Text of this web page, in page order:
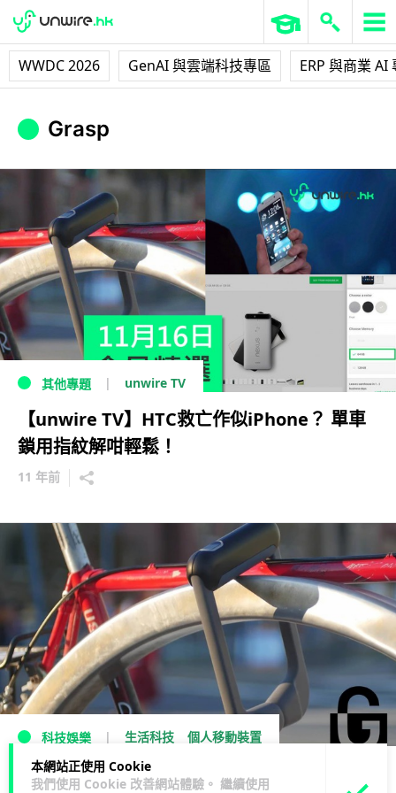
WWDC 2026 GenAI 與雲端科技專區 ERP 與商業 AI
本網站正使用 Cookie
我們使用 Cookie 改善網站體驗。 繼續使用
Grasp
其他專題 unwire TV
【unwire TV】HTC救亡作似iPhone？ 單車
鎖用指紋解咁輕鬆！
11 年前
科技娛樂 生活科技 個人移動裝置
指紋掃描解鎖 Grasp 單車防盜鎖